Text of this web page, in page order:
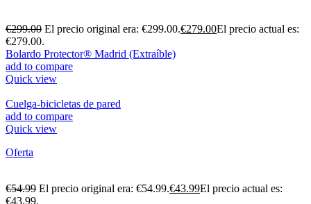
€299.00 El precio original era: €299.00.€279.00El precio actual es:
€279.00.
Bolardo Protector® Madrid (Extraíble)
add to compare
Quick view
Cuelga-bicicletas de pared
add to compare
Quick view
Oferta
€54.99 El precio original era: €54.99.€43.99El precio actual es:
€43.99.